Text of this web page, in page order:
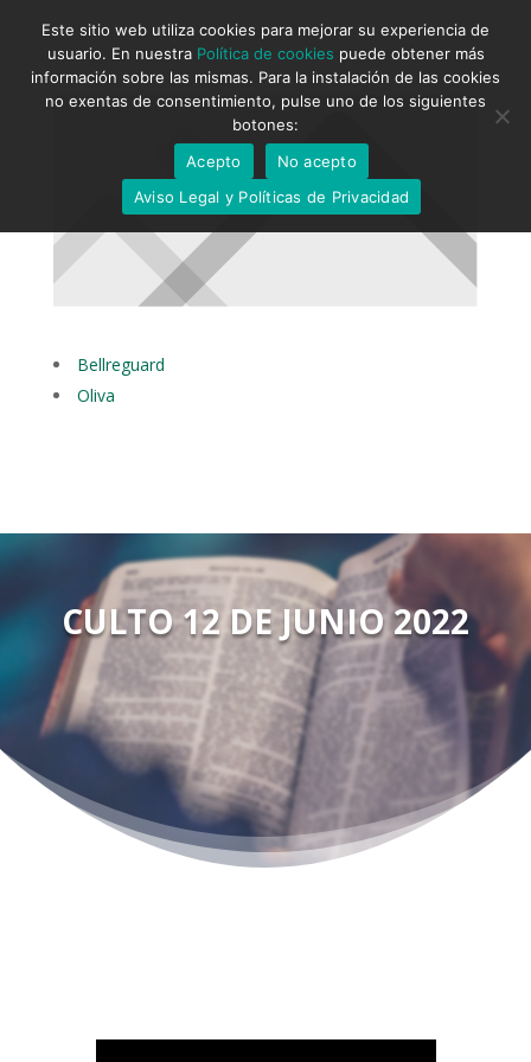
Bellreguard
Oliva
CULTO 12 DE JUNIO 2022
Este sitio web utiliza cookies para mejorar su experiencia de
usuario. En nuestra Política de cookies puede obtener más
información sobre las mismas. Para la instalación de las cookies
no exentas de consentimiento, pulse uno de los siguientes
botones:
Acepto
No acepto
Aviso Legal y Políticas de Privacidad